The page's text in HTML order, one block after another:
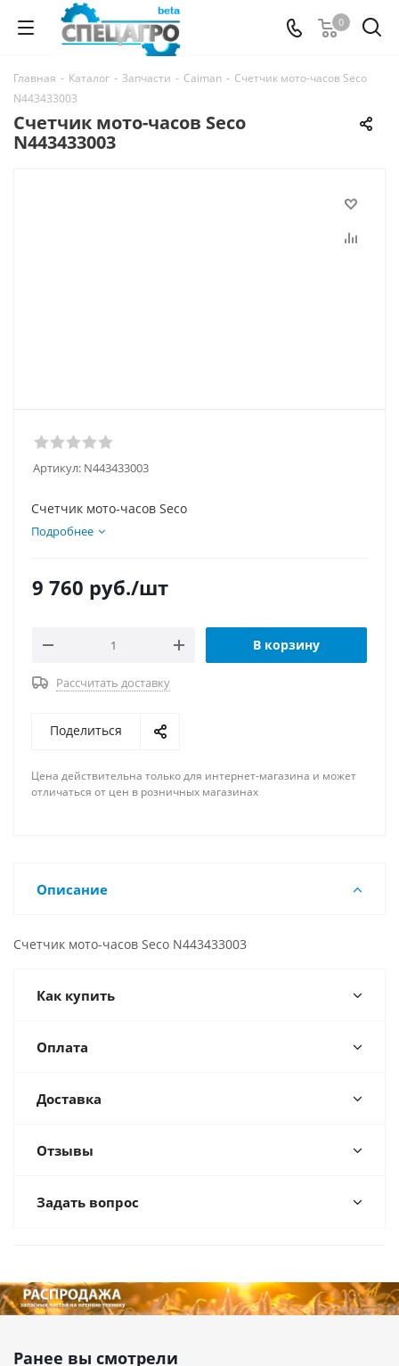
0
Главная - Каталог - Запчасти - Caiman - Счетчик мото-часов Seco
N443433003
Счетчик мото-часов Seco
N443433003
Артикул: N443433003
Счетчик мото-часов Seco
Подробнее
9 760 руб./шт
В корзину
Рассчитать доставку
Поделиться
Цена действительна только для интернет-магазина и может
отличаться от цен в розничных магазинах
Описание
Счетчик мото-часов Seco N443433003
Как купить
Оплата
Доставка
Отзывы
Задать вопрос
Ранее вы смотрели